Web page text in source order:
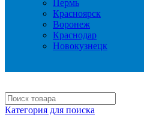
Пермь
Красноярск
Воронеж
Краснодар
Новокузнецк
Категория для поиска